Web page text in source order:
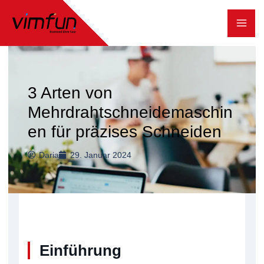
Inhalt
springen
3 Arten von
Mehrdrahtschneidemaschin
en für präzises Schneiden
Daria 29. Januar 2024
Einführung